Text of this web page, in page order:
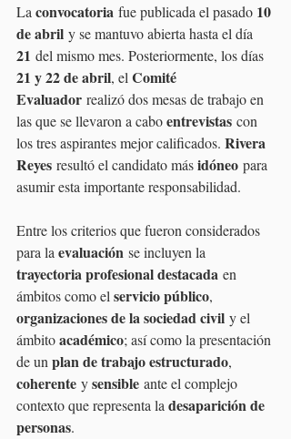
La convocatoria fue publicada el pasado 10
de abril y se mantuvo abierta hasta el día
21 del mismo mes. Posteriormente, los días
21 y 22 de abril, el Comité
Evaluador realizó dos mesas de trabajo en
las que se llevaron a cabo entrevistas con
los tres aspirantes mejor calificados. Rivera
Reyes resultó el candidato más idóneo para
asumir esta importante responsabilidad.
Entre los criterios que fueron considerados
para la evaluación se incluyen la
trayectoria profesional destacada en
ámbitos como el servicio público,
organizaciones de la sociedad civil y el
ámbito académico; así como la presentación
de un plan de trabajo estructurado,
coherente y sensible ante el complejo
contexto que representa la desaparición de
personas.